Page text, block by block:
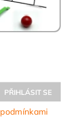
podmínkami